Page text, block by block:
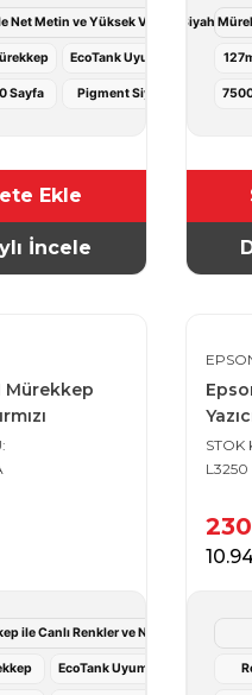
Net Metin ve Yüksek Verimli Baskı
EcoTank Uyumlu
Sayfa Pigment Siyah
Ekle
İncele
Epson 101 Siyah
Mürekkep
ile Canlı Renkler ve Net Baskı Kalitesi
EcoTank Uyumlu
Çok
Yazıcı
STOK
L3250